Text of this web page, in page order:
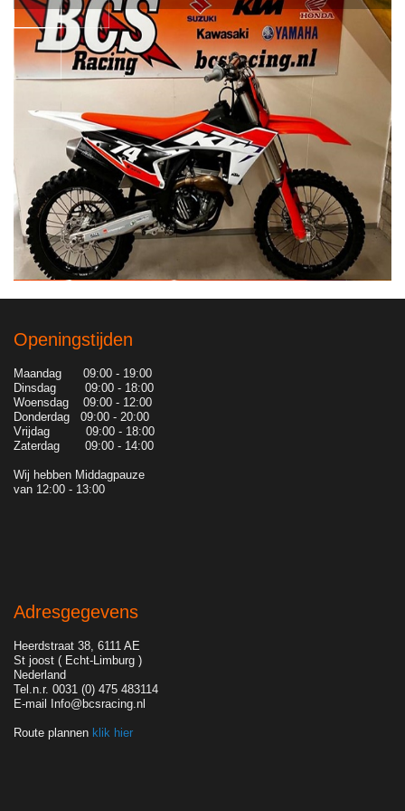
Openingstijden
Maandag 09:00 - 19:00
Dinsdag 09:00 - 18:00
Woensdag 09:00 - 12:00
Donderdag 09:00 - 20:00
Vrijdag 09:00 - 18:00
Zaterdag 09:00 - 14:00
Wij hebben Middagpauze
van 12:00 - 13:00
Adresgegevens
Heerdstraat 38, 6111 AE
St joost ( Echt-Limburg )
Nederland
Tel.n.r. 0031 (0) 475 483114
E-mail Info@bcsracing.nl
Route plannen klik hier